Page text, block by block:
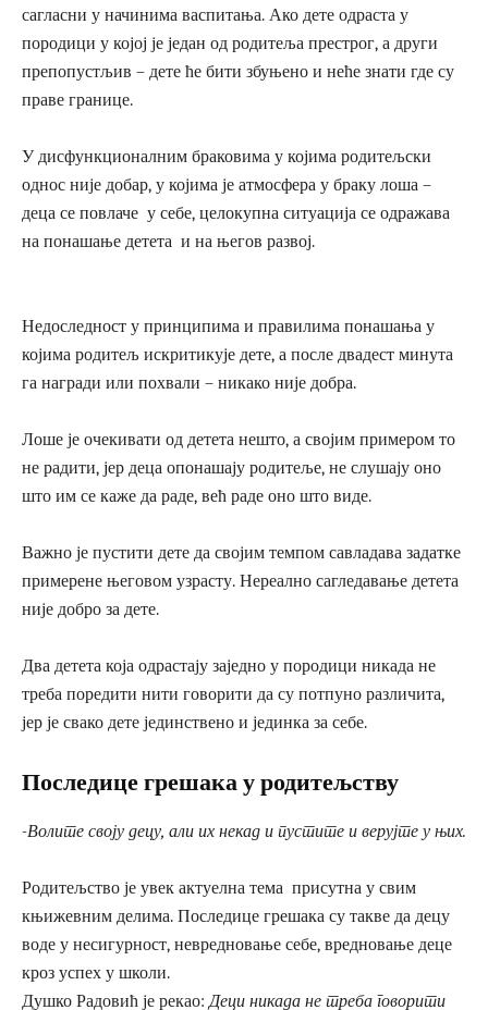
сагласни у начинима васпитања. Ако дете одраста у
породици у којој је један од родитеља престрог, а други
препопустљив – дете ће бити збуњено и неће знати где су
праве границе.
У дисфункционалним браковима у којима родитељски
однос није добар, у којима је атмосфера у браку лоша –
деца се повлаче у себе, целокупна ситуација се одражава
на понашање детета и на његов развој.
Недоследност у принципима и правилима понашања у
којима родитељ искритикује дете, а после двадест минута
га награди или похвали – никако није добра.
Лоше је очекивати од детета нешто, а својим примером то
не радити, јер деца опонашају родитеље, не слушају оно
што им се каже да раде, већ раде оно што виде.
Важно је пустити дете да својим темпом савладава задатке
примерене његовом узрасту. Нереално сагледавање детета
није добро за дете.
Два детета која одрастају заједно у породици никада не
треба поредити нити говорити да су потпуно различита,
јер је свако дете јединствено и јединка за себе.
Последице грешака у родитељству
-Волите своју децу, али их некад и пустите и верујте у њих.
Родитељство је увек актуелна тема присутна у свим
књижевним делима. Последице грешака су такве да децу
воде у несигурност, невредновање себе, вредновање деце
кроз успех у школи.
Душко Радовић је рекао:Деци никада не треба говорити